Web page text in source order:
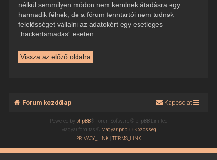
nélkül semmilyen módon nem kerülnek átadásra egy
harmadik félnek, de a fórum fenntartói nem tudnak
felelősséget vállalni az adatokért egy esetleges
„hackertámadás” esetén.
Vissza az előző oldalra
Fórum kezdőlap Kapcsolat
Powered by phpBB® Forum Software © phpBB Limited
Magyar fordítás © Magyar phpBB Közösség
PRIVACY_LINK |TERMS_LINK